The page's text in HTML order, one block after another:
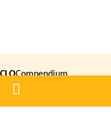
inhoud
gaan
CLOCompendium
voor de
Home